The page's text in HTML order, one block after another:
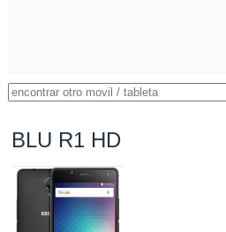
BLU R1 HD